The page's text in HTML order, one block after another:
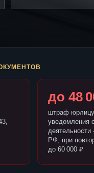
до 48
штраф юрлицу
уведомления
деятельности
РФ, при
до 60 000 ₽